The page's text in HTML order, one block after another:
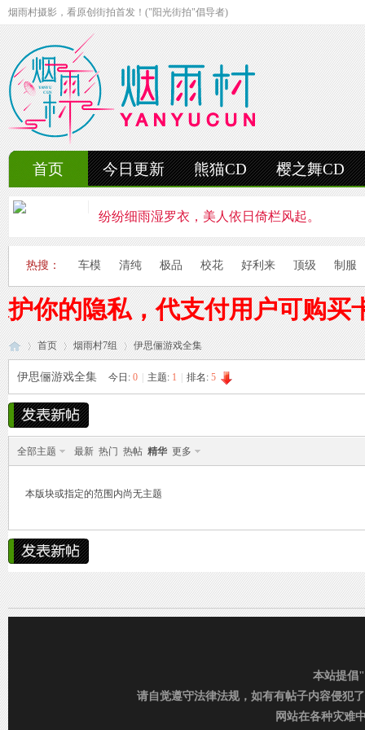
烟雨村摄影，看原创街拍首发！("阳光街拍"倡导者)
首页 今日更新 熊猫CD 樱之舞CD
纷纷细雨湿罗衣，美人依日倚栏风起。
轻抚细雨洒红楼，美人徐步舞花楸。
妍姿如水舞雨涵，美人翩然走湖畔。
风雨中的美人啊，纤腰若素玉，乱发似云烟。
雨中邂逅美人笑，花颜如露醉心间。
柳袖轻舞如飞燕，雨中美人恋长衫。
热搜： 车模 清纯 极品 校花 好利来 顶级 制服
你的隐私，代支付用户可购买
烟
雨
»
首页
›
烟雨村7组 伊思俪游戏全集
伊思俪游戏全集 今日: 0 主题: 1 排名: 5
全部主题 最新 热门 热帖 精华 更多
本版块或指定的范围内尚无主题
本站提倡
请自觉遵守法律法规，如有有帖子内容侵犯
网站在各种灾难